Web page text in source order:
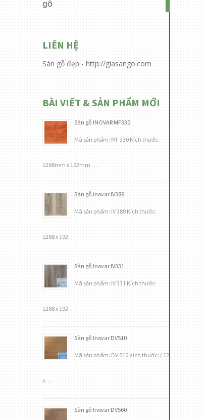
gỗ
LIÊN HỆ
Sàn gỗ đẹp - http://giasango.com
BÀI VIẾT & SẢN PHẨM MỚI
Sàn gỗ INOVAR MF330
Mã sản phẩm: MF 330 Kích thước:
1288mm x 192mm …
Sàn gỗ inovar IV389
Mã sản phẩm: IV 389 Kích thước:
1288 x 192 …
Sàn gỗ Inovar IV331
Mã sản phẩm: IV 331 Kích thước:
1288 x 192 …
Sàn gỗ Inovar DV510
Mã sản phẩm: DV 510 Kích thước: ( 12
x …
Sàn gỗ Inovar DV560